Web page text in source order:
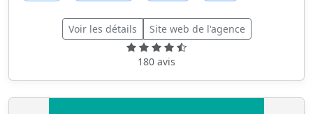
Voir les détails Site web de l'agence
180 avis